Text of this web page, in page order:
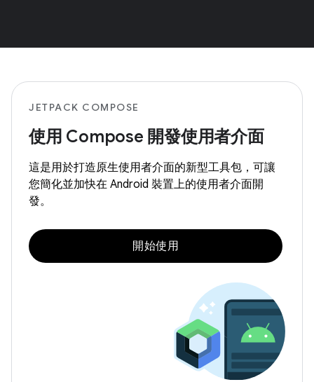
JETPACK COMPOSE
使用 Compose 開發使用者介面
這是用於打造原生使用者介面的新型工具包，可讓
您簡化並加快在 Android 裝置上的使用者介面開
發。
開始使用